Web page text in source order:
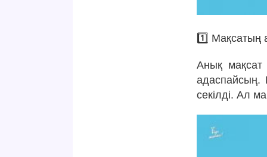
1️⃣ Мақсатың
Анық
адаспайсың.
секілді. Ал